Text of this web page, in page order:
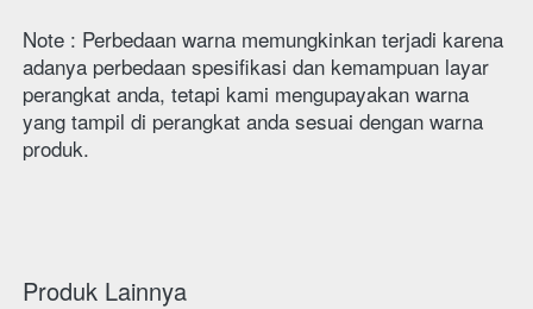
Note : Perbedaan warna memungkinkan terjadi karena
adanya perbedaan spesifikasi dan kemampuan layar
perangkat anda, tetapi kami mengupayakan warna
yang tampil di perangkat anda sesuai dengan warna
produk.
Produk Lainnya